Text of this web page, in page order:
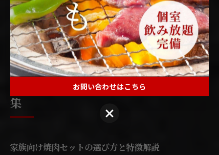
ンド牛の多様な旨みを堪能できます。香川県で焼肉を楽
しむ際は、地元ブランド牛のセットをぜひ体験してみて
ください。
家族で味わう香川の焼肉セット特
集
家族向け焼肉セットの選び方と特徴解説
お問い合わせはこちら
お問い合わせはこちら